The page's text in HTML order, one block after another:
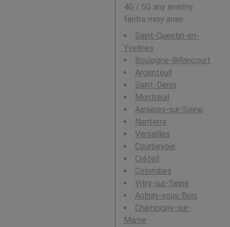
4G / 5G any amin'ny
faritra misy anao:
Saint-Quentin-en-
Yvelines
Boulogne-Billancourt
Argenteuil
Saint-Denis
Montreuil
Asnières-sur-Seine
Nanterre
Versailles
Courbevoie
Créteil
Colombes
Vitry-sur-Seine
Aulnay-sous-Bois
Champigny-sur-
Marne